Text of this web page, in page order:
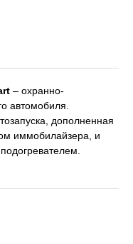
– охранно-
автомобиля.
дополненная
иммобилайзера, и